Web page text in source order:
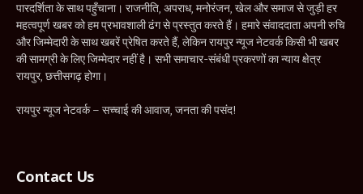
पारदर्शिता के साथ पहुँचाना। राजनीति, अपराध, मनोरंजन, खेल और समाज से जुड़ी हर
महत्वपूर्ण खबर को हम प्रभावशाली ढंग से प्रस्तुत करते हैं। हमारे संवाददाता अपनी रुचि
और जिम्मेदारी के साथ खबरें प्रेषित करते हैं, लेकिन रायपुर न्यूज नेटवर्क किसी भी खबर
की सामग्री के लिए जिम्मेदार नहीं है। सभी समाचार-संबंधी प्रकरणों का न्याय क्षेत्र
रायपुर, छत्तीसगढ़ होगा।
रायपुर न्यूज नेटवर्क – सच्चाई की आवाज, जनता की पसंद!
Contact Us